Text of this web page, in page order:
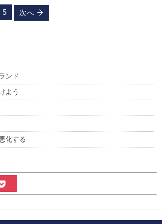
5 次へ
ンド
よう
化する